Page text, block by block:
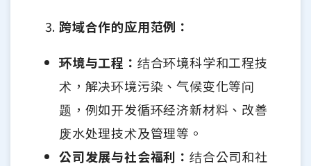
跨域合作的应用范例：
环境与工程： 结合环境科学和工程技
术，解决环境污染、气候变化等问
题，例如开发循环经济新材料、改善
废水处理技术及管理等。
公司发展与社会福利：结合公司和社